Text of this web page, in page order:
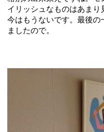
イリッシュなものはあまり
今はもうないです。最後の
ましたので。